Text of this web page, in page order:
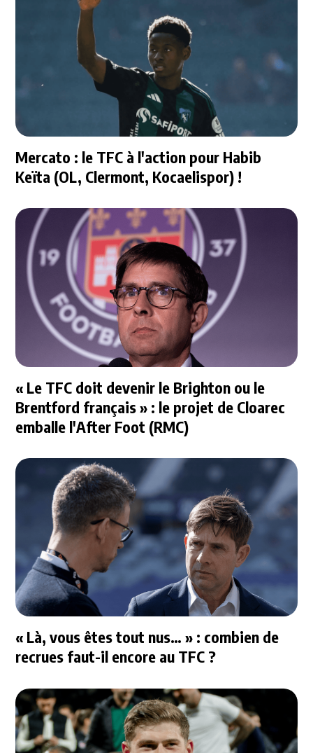
Mercato : le TFC à l'action pour Habib
Keïta (OL, Clermont, Kocaelispor) !
« Le TFC doit devenir le Brighton ou le
Brentford français » : le projet de Cloarec
emballe l'After Foot (RMC)
« Là, vous êtes tout nus… » : combien de
recrues faut-il encore au TFC ?